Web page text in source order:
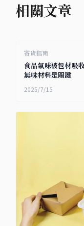
相關文章
寄貨指南
食品氣味被包材吸
無味材料是關鍵
2025/7/15